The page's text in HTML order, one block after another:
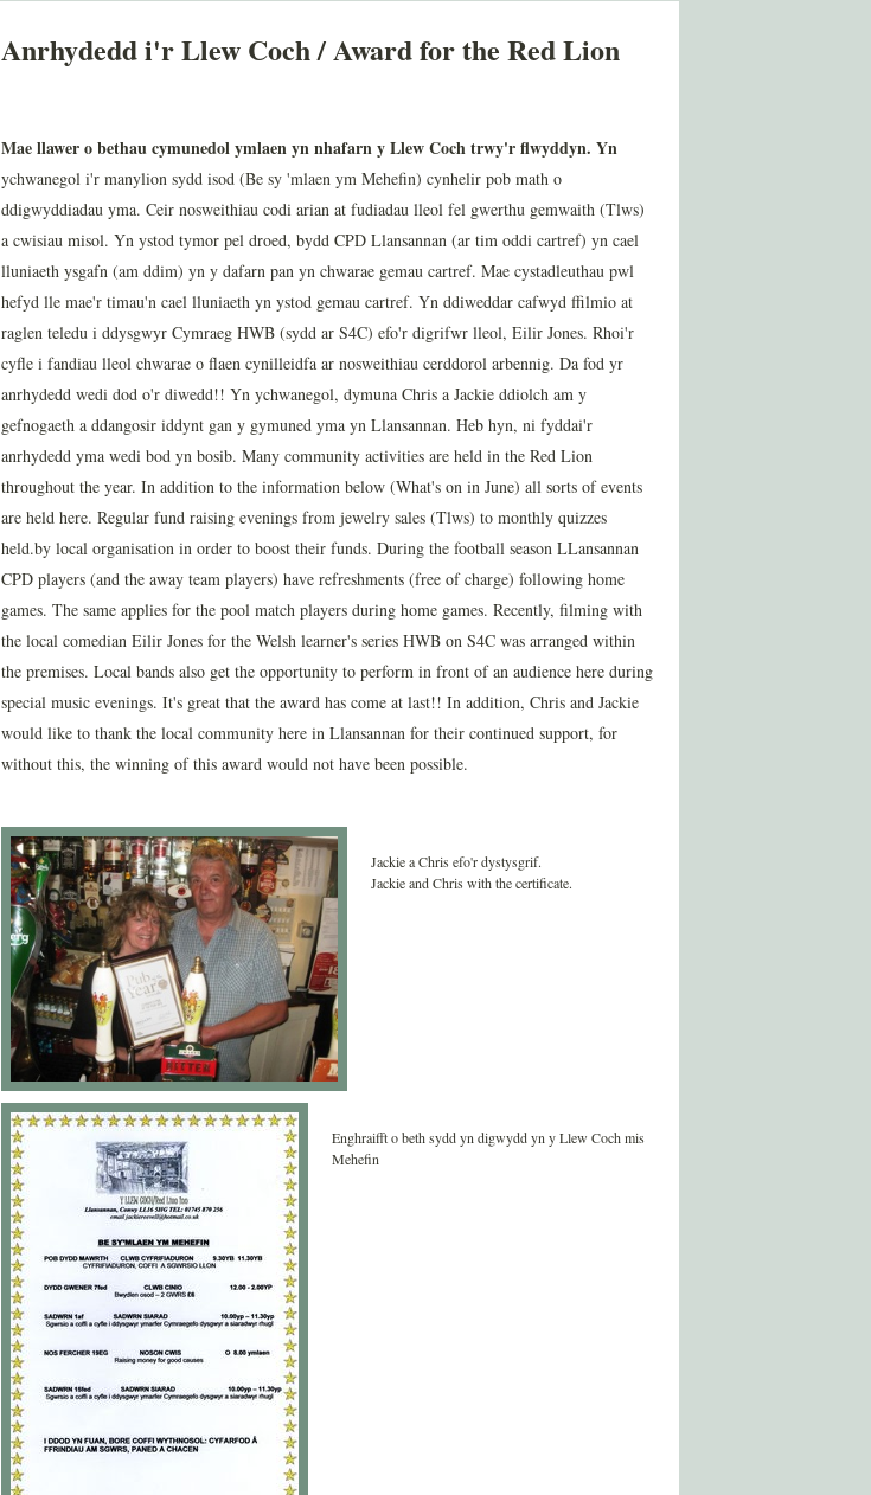
Anrhydedd i'r Llew Coch / Award for the Red Lion
Mae llawer o bethau cymunedol ymlaen yn nhafarn y Llew Coch trwy'r flwyddyn. Yn
ychwanegol i'r manylion sydd isod (Be sy 'mlaen ym Mehefin) cynhelir pob math o
ddigwyddiadau yma. Ceir nosweithiau codi arian at fudiadau lleol fel gwerthu gemwaith (Tlws)
a cwisiau misol. Yn ystod tymor pel droed, bydd CPD Llansannan (ar tim oddi cartref) yn cael
lluniaeth ysgafn (am ddim) yn y dafarn pan yn chwarae gemau cartref. Mae cystadleuthau pwl
hefyd lle mae'r timau'n cael lluniaeth yn ystod gemau cartref. Yn ddiweddar cafwyd ffilmio at
raglen teledu i ddysgwyr Cymraeg HWB (sydd ar S4C) efo'r digrifwr lleol, Eilir Jones. Rhoi'r
cyfle i fandiau lleol chwarae o flaen cynilleidfa ar nosweithiau cerddorol arbennig. Da fod yr
anrhydedd wedi dod o'r diwedd!! Yn ychwanegol, dymuna Chris a Jackie ddiolch am y
gefnogaeth a ddangosir iddynt gan y gymuned yma yn Llansannan. Heb hyn, ni fyddai'r
anrhydedd yma wedi bod yn bosib. Many community activities are held in the Red Lion
throughout the year. In addition to the information below (What's on in June) all sorts of events
are held here. Regular fund raising evenings from jewelry sales (Tlws) to monthly quizzes
held.by local organisation in order to boost their funds. During the football season LLansannan
CPD players (and the away team players) have refreshments (free of charge) following home
games. The same applies for the pool match players during home games. Recently, filming with
the local comedian Eilir Jones for the Welsh learner's series HWB on S4C was arranged within
the premises. Local bands also get the opportunity to perform in front of an audience here during
special music evenings. It's great that the award has come at last!! In addition, Chris and Jackie
would like to thank the local community here in Llansannan for their continued support, for
without this, the winning of this award would not have been possible.
Jackie a Chris efo'r dystysgrif.
Jackie and Chris with the certificate.
Enghraifft o beth sydd yn digwydd yn y Llew Coch mis
Mehefin